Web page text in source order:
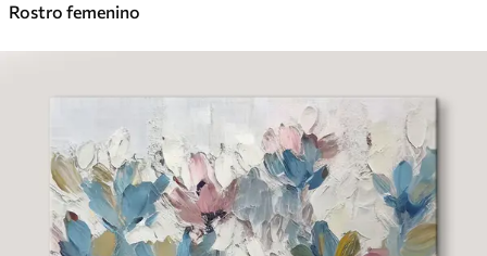
Rostro femenino